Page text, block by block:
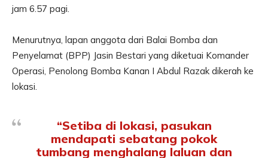
jam 6.57 pagi.
Menurutnya, lapan anggota dari Balai Bomba dan
Penyelamat (BPP) Jasin Bestari yang diketuai Komander
Operasi, Penolong Bomba Kanan I Abdul Razak dikerah ke
lokasi.
“Setiba di lokasi, pasukan
mendapati sebatang pokok
tumbang menghalang laluan dan